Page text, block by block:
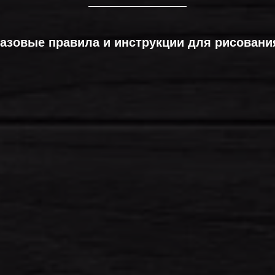
правила и инструкции для